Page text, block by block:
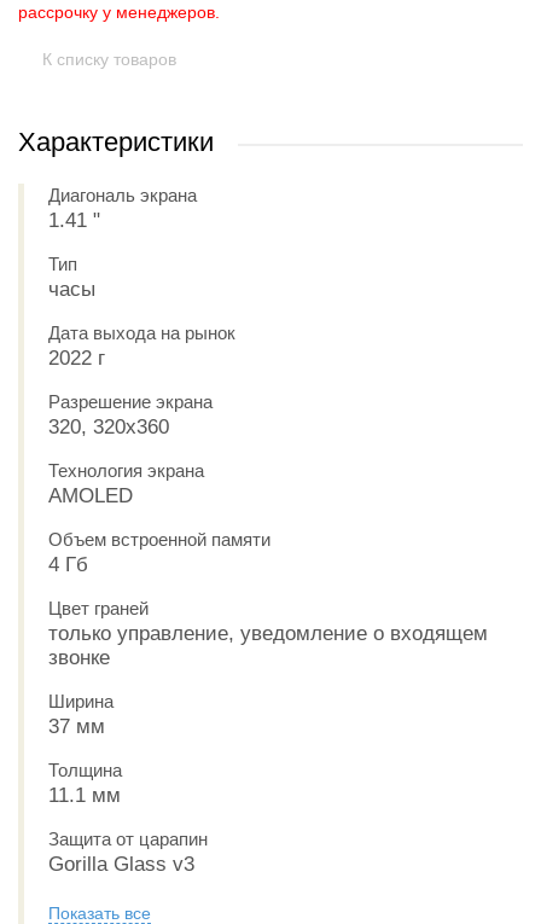
рассрочку у менеджеров.
К списку товаров
Характеристики
Диагональ экрана
1.41 "
Тип
часы
Дата выхода на рынок
2022 г
Разрешение экрана
320, 320x360
Технология экрана
AMOLED
Объем встроенной памяти
4 Гб
Цвет граней
только управление, уведомление о входящем
звонке
Ширина
37 мм
Толщина
11.1 мм
Защита от царапин
Gorilla Glass v3
Показать все